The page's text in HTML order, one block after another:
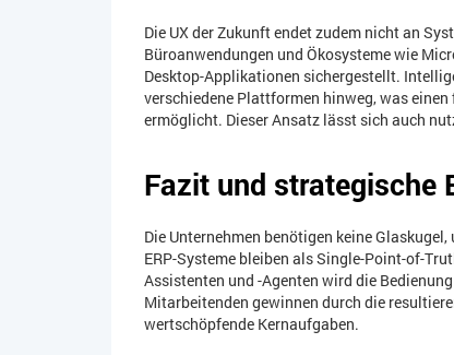
Die UX der Zukunft endet zudem nicht an
Büroanwendungen und Ökosysteme wie
Desktop-Applikationen sichergestellt.
verschiedene Plattformen hinweg, was
ermöglicht. Dieser Ansatz lässt sich auch
Fazit und strategische
Die Unternehmen benötigen keine
ERP-Systeme bleiben als Single-Point-of-
Assistenten und -Agenten wird die
Mitarbeitenden gewinnen durch die
wertschöpfende Kernaufgaben.